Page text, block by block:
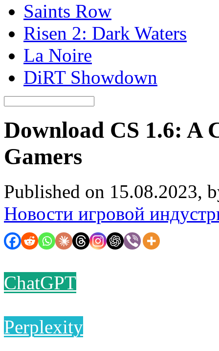
Saints Row
Risen 2: Dark Waters
La Noire
DiRT Showdown
Download CS 1.6: A
Gamers
Published on 15.08.2023,
Новости игровой
ChatGPT
Perplexity